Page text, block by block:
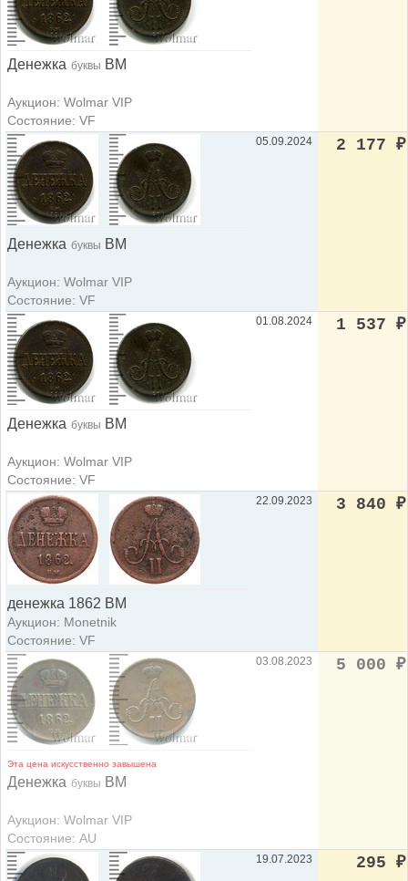
Денежка буквы ВМ
Аукцион: Wolmar VIP
Состояние: VF
Денежка буквы ВМ
Аукцион: Wolmar VIP
Состояние: VF
05.09.2024 2 177 ₽
Денежка буквы ВМ
Аукцион: Wolmar VIP
Состояние: VF
01.08.2024 1 537 ₽
денежка 1862 ВМ
Аукцион: Monetnik
Состояние: VF
22.09.2023 3 840 ₽
Эта цена искусственно завышена
Денежка буквы ВМ
Аукцион: Wolmar VIP
Состояние: AU
03.08.2023 5 000 ₽
19.07.2023 295 ₽